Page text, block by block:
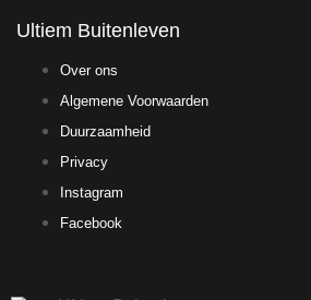
Ultiem Buitenleven
Over ons
Algemene Voorwaarden
Duurzaamheid
Privacy
Instagram
Facebook